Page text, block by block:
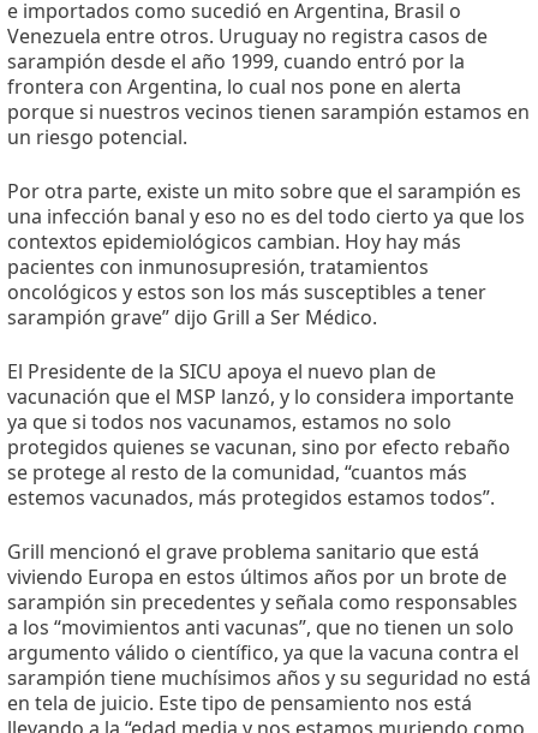
e importados como sucedió en Argentina, Brasil o
Venezuela entre otros. Uruguay no registra casos de
sarampión desde el año 1999, cuando entró por la
frontera con Argentina, lo cual nos pone en alerta
porque si nuestros vecinos tienen sarampión estamos en
un riesgo potencial.
Por otra parte, existe un mito sobre que el sarampión es
una infección banal y eso no es del todo cierto ya que los
contextos epidemiológicos cambian. Hoy hay más
pacientes con inmunosupresión, tratamientos
oncológicos y estos son los más susceptibles a tener
sarampión grave” dijo Grill a Ser Médico.
El Presidente de la SICU apoya el nuevo plan de
vacunación que el MSP lanzó, y lo considera importante
ya que si todos nos vacunamos, estamos no solo
protegidos quienes se vacunan, sino por efecto rebaño
se protege al resto de la comunidad, “cuantos más
estemos vacunados, más protegidos estamos todos”.
Grill mencionó el grave problema sanitario que está
viviendo Europa en estos últimos años por un brote de
sarampión sin precedentes y señala como responsables
a los “movimientos anti vacunas”, que no tienen un solo
argumento válido o científico, ya que la vacuna contra el
sarampión tiene muchísimos años y su seguridad no está
en tela de juicio. Este tipo de pensamiento nos está